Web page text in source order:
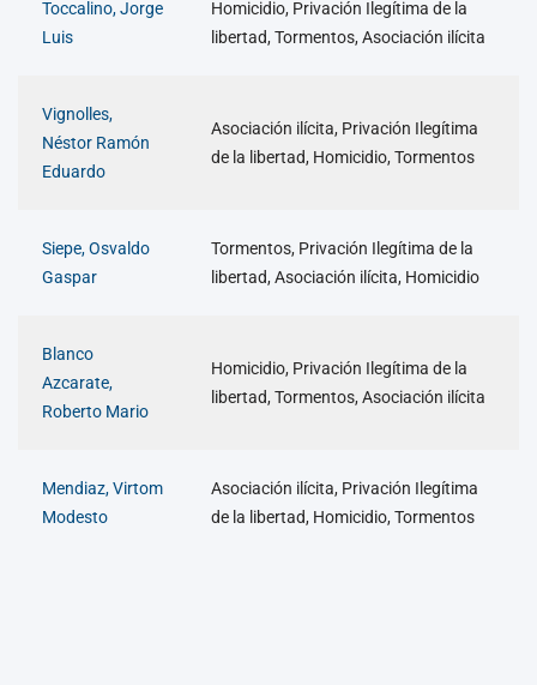
Toccalino, Jorge
Luis
Homicidio, Privación Ilegítima de la
libertad, Tormentos, Asociación ilícita
Vignolles,
Néstor Ramón
Eduardo
Asociación ilícita, Privación Ilegítima
de la libertad, Homicidio, Tormentos
Siepe, Osvaldo
Gaspar
Tormentos, Privación Ilegítima de la
libertad, Asociación ilícita, Homicidio
Blanco
Azcarate,
Roberto Mario
Homicidio, Privación Ilegítima de la
libertad, Tormentos, Asociación ilícita
Mendiaz, Virtom
Modesto
Asociación ilícita, Privación Ilegítima
de la libertad, Homicidio, Tormentos